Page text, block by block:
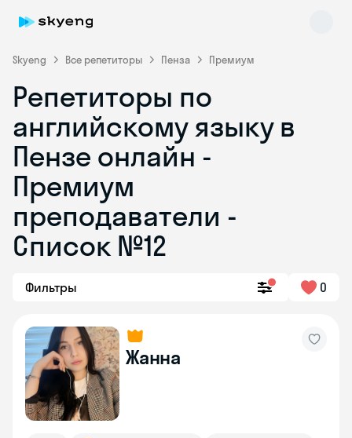
Skyeng Все репетиторы Пенза Премиум
Репетиторы по
английскому языку в
Пензе онлайн -
Премиум
преподаватели -
Список №12
Фильтры 0
Жанна
Skyeng Chat
online